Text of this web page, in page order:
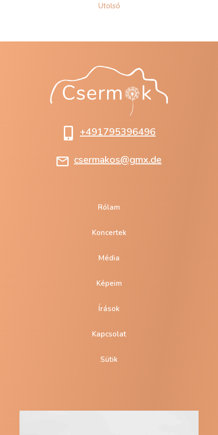
Utolsó
+491795396496
csermakos@gmx.de
Rólam
Koncertek
Média
Képeim
Írások
Kapcsolat
Sütik